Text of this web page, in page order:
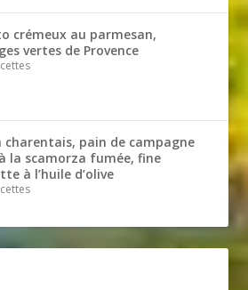
crémeux au parmesan,
vertes de Provence
charentais, pain de campagne
la scamorza fumée, fine
à l’huile d’olive